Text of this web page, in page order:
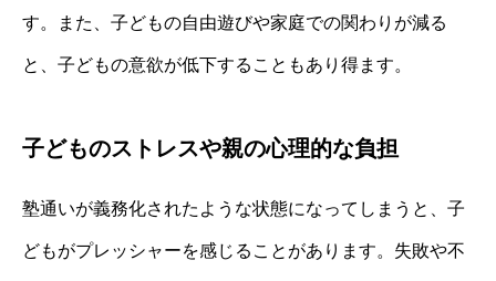
す。また、子どもの自由遊びや家庭での関わりが減る
と、子どもの意欲が低下することもあり得ます。
子どものストレスや親の心理的な負担
塾通いが義務化されたような状態になってしまうと、子
どもがプレッシャーを感じることがあります。失敗や不